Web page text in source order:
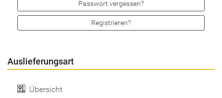
Passwort vergessen?
Registrieren?
Auslieferungsart
Übersicht